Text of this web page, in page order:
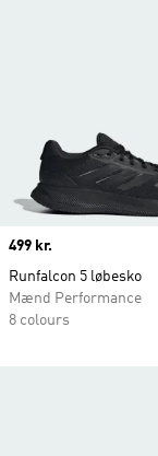
Price
499 kr.
Runfalcon 5 løbesko
Mænd Performance
8 colours